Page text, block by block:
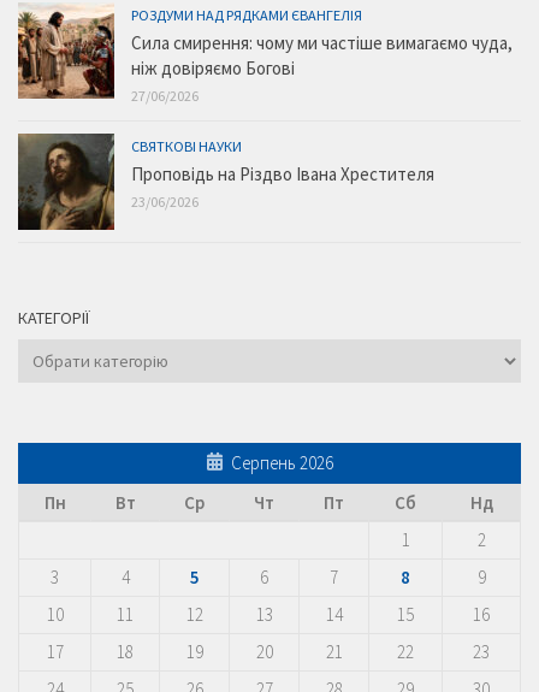
РОЗДУМИ НАД РЯДКАМИ ЄВАНГЕЛІЯ
Сила смирення: чому ми частіше вимагаємо чуда,
ніж довіряємо Богові
27/06/2026
СВЯТКОВІ НАУКИ
Проповідь на Різдво Івана Хрестителя
23/06/2026
КАТЕГОРІЇ
Категорії
Серпень 2026
Пн
Вт Ср Чт Пт Сб
Нд
1
2
3
4 5 6 7 8
9
10
11 12 13 14 15
16
17
18 19 20 21 22
23